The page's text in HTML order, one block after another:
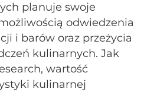
planuje swoje
odwiedzenia
i barów oraz przeżycia
kulinarnych. Jak
wartość
kulinarnej